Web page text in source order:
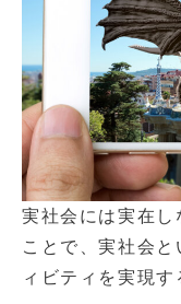
実社会には実在し
ことで、実社会
ィビティを実現す